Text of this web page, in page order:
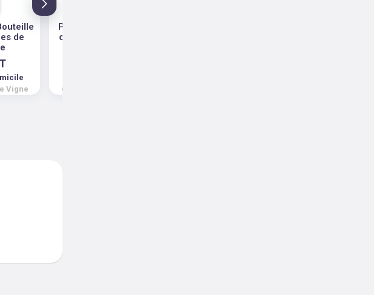
de
Vigne
Présentoir Type Grappe
de Raisin - 48 Capsules
698044